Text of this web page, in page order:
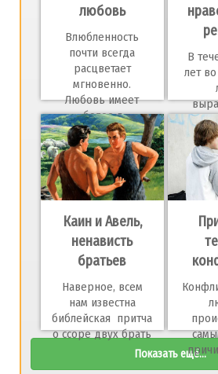
любовь
Влюбленность
почти всегда
расцветает
мгновенно.
Любовь имеет
более г
В
лет
Каин и Авель,
ненависть
братьев
Наверное, всем
нам известна
библейская притча
о ссоре двух брать
Показать ещё...